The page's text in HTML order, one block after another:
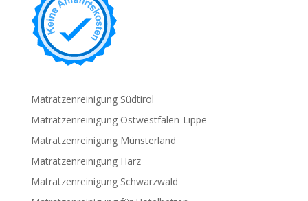
Matratzenreinigung Südtirol
Matratzenreinigung Ostwestfalen-Lippe
Matratzenreinigung Münsterland
Matratzenreinigung Harz
Matratzenreinigung Schwarzwald